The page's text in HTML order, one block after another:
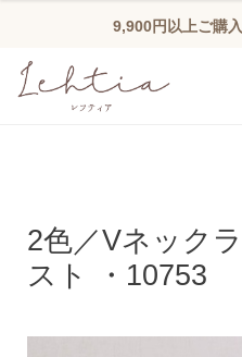
9,900円以上ご購
2色／Vネック
スト ・10753